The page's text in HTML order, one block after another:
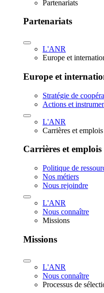
Partenariats
Partenariats
L'ANR
Europe et
Europe et
Stratégie de
Actions et
L'ANR
Carrières et emplois
Carrières et emplois
Politique de
Nos métiers
Nous rejoindre
L'ANR
Nous connaître
Missions
Missions
L'ANR
Nous connaître
Processus de